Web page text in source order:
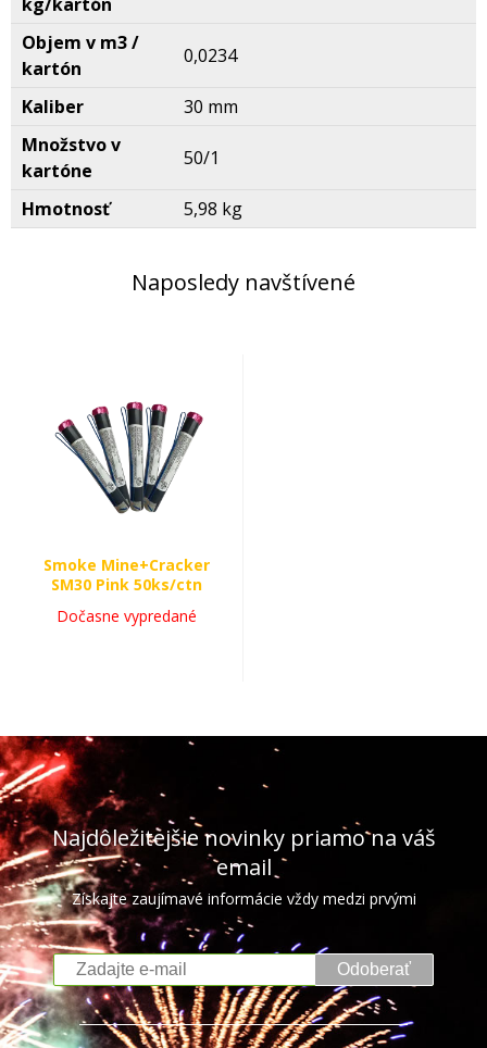
Objem v m3 /
kartón
0,0234
Kaliber
30 mm
Množstvo v
kartóne
50/1
Hmotnosť 5,98 kg
Naposledy navštívené
Smoke Mine+Cracker
SM30 Pink 50ks/ctn
Dočasne vypredané
Najdôležitejšie novinky priamo na váš
email
Získajte zaujímavé informácie vždy medzi prvými
Odoberať